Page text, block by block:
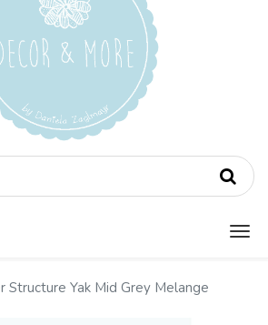
Structure Yak Mid Grey Melange